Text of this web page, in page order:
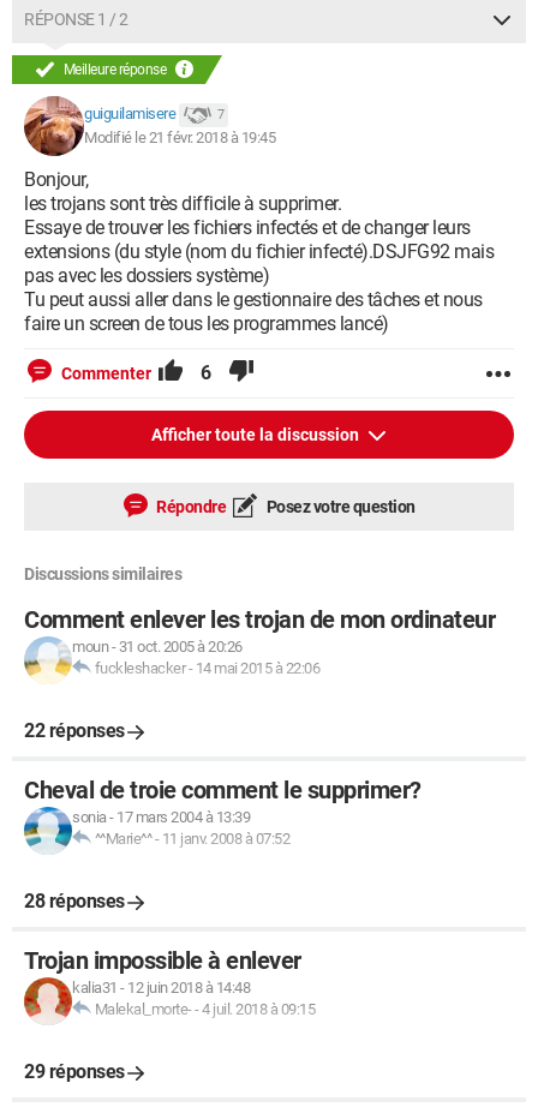
RÉPONSE 1 / 2
Meilleure réponse
guiguilamisere 7
Modifié le 21 févr. 2018 à 19:45
Bonjour,
les trojans sont très difficile à supprimer.
Essaye de trouver les fichiers infectés et de changer leurs
extensions (du style (nom du fichier infecté).DSJFG92 mais
pas avec les dossiers système)
Tu peut aussi aller dans le gestionnaire des tâches et nous
faire un screen de tous les programmes lancé)
Commenter 6
Afficher toute la discussion
Répondre Posez votre question
Discussions similaires
Comment enlever les trojan de mon ordinateur
moun- 31 oct. 2005 à 20:26
fuckleshacker- 14 mai 2015 à 22:06
22 réponses
Cheval de troie comment le supprimer?
sonia- 17 mars 2004 à 13:39
^^Marie^^- 11 janv. 2008 à 07:52
28 réponses
Trojan impossible à enlever
kalia31 - 12 juin 2018 à 14:48
Malekal_morte--4 juil. 2018 à 09:15
29 réponses